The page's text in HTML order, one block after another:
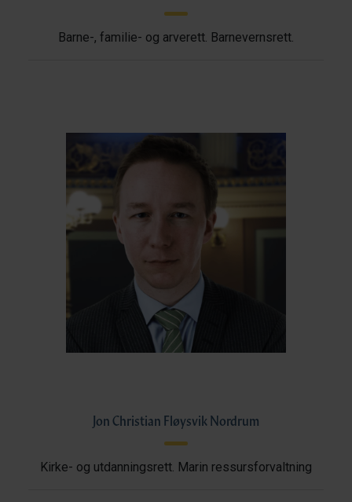
Barne-, familie- og arverett. Barnevernsrett.
Jon Christian Fløysvik Nordrum
Kirke- og utdanningsrett. Marin ressursforvaltning